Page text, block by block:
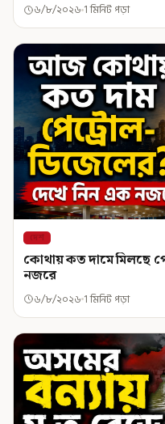
৬/৮/২০২৬ 1 মিনিট পড়া
দেশ
কোথায় কত দামে মিলছে
নজরে
৬/৮/২০২৬ 1 মিনিট পড়া